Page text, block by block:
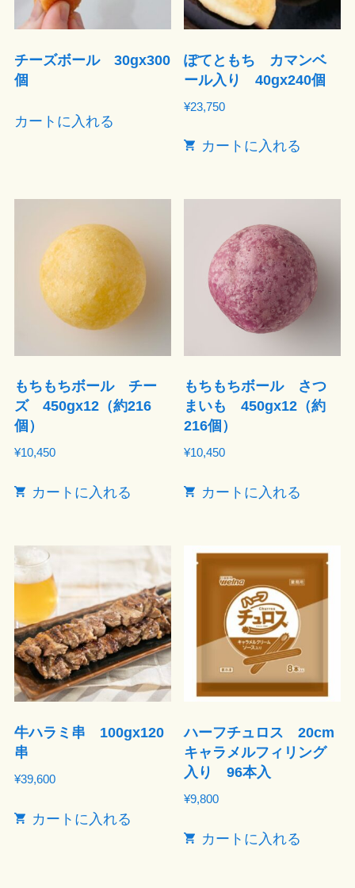
チーズボール 30gx300
個
カートに入れる
ぽてともち カマンベ
ール入り 40gx240個
¥23,750
カートに入れる
もちもちボール チー
ズ 450gx12（約216
個）
¥10,450
カートに入れる
もちもちボール さつ
まいも 450gx12（約
216個）
¥10,450
カートに入れる
牛ハラミ串 100gx120
串
¥39,600
カートに入れる
ハーフチュロス 20cm
キャラメルフィリング
入り 96本入
¥9,800
カートに入れる